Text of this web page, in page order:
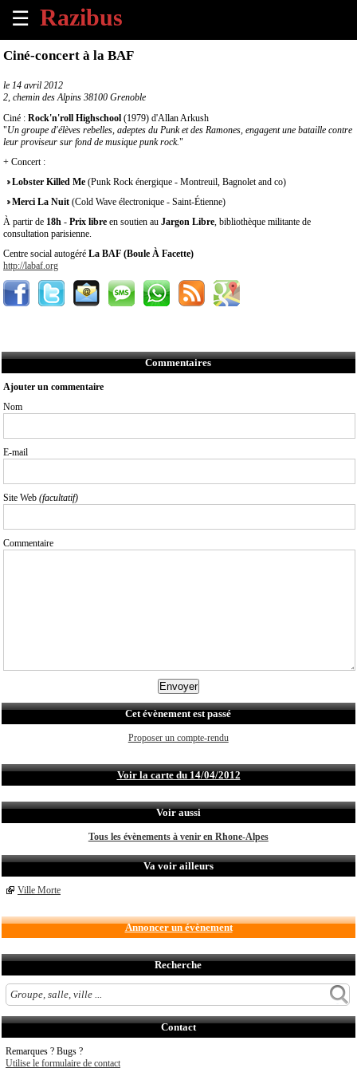
☰
×
Tous
les
évènements
à
un
évènement
Contact
Ciné-concert à la BAF
le 14 avril 2012
2, chemin des Alpins 38100 Grenoble
Ciné : Rock'n'roll Highschool (1979) d'Allan Arkush
"Un groupe d'élèves rebelles, adeptes du Punk et des Ramones, engagent une bataille contre
leur proviseur sur fond de musique punk rock."
+ Concert :
Lobster Killed Me (Punk Rock énergique - Montreuil, Bagnolet and co)
Merci La Nuit (Cold Wave électronique - Saint-Étienne)
À partir de 18h - Prix libre en soutien au Jargon Libre, bibliothèque militante de
consultation parisienne.
Centre social autogéré La BAF (Boule À Facette)
http://labaf.org
Commentaires
Ajouter un commentaire
Nom
E-mail
Site Web (facultatif)
Commentaire
Cet évènement est passé
Proposer un compte-rendu
Voir la carte du 14/04/2012
Voir aussi
Tous les évènements à venir en Rhone-Alpes
Va voir ailleurs
Ville Morte
Annoncer un évènement
Recherche
Contact
Remarques ? Bugs ?
Utilise le formulaire de contact